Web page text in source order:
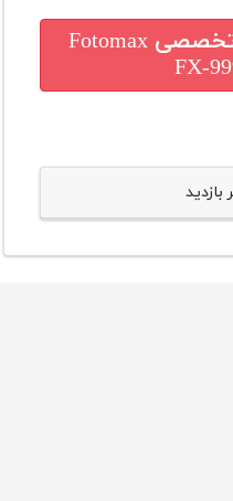
تخصصیFotomax
FX-